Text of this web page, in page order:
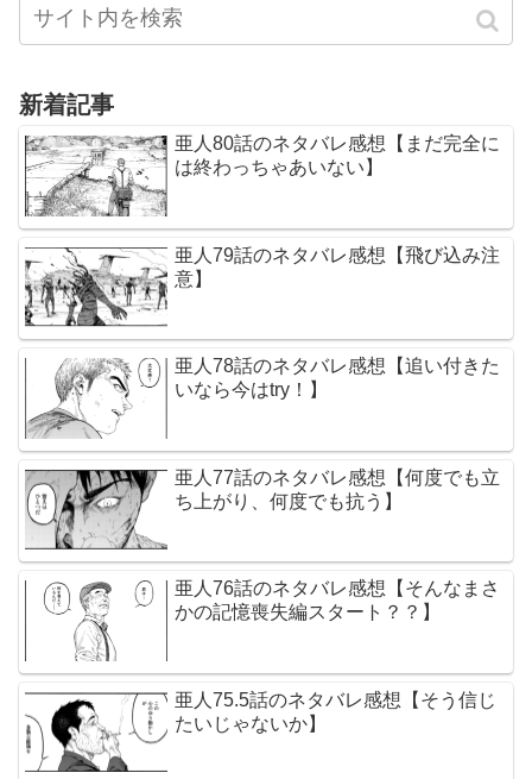
新着記事
亜人80話のネタバレ感想【まだ完全に
は終わっちゃあいない】
亜人79話のネタバレ感想【飛び込み注
意】
亜人78話のネタバレ感想【追い付きた
いなら今はtry！】
亜人77話のネタバレ感想【何度でも立
ち上がり、何度でも抗う】
亜人76話のネタバレ感想【そんなまさ
かの記憶喪失編スタート？？】
亜人75.5話のネタバレ感想【そう信じ
たいじゃないか】